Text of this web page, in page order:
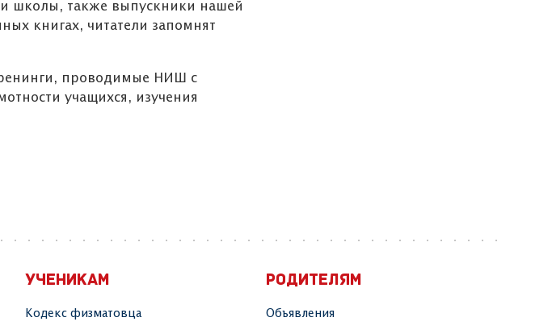
школы, также выпускники нашей
книгах, читатели запомнят
проводимые НИШ с
учащихся, изучения
УЧЕНИКАМ
Кодекс физматовца
РОДИТЕЛЯМ
Объявления